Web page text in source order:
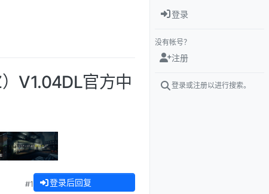
V1.04DL官方中
#1 登录后回复
登录
没有帐号？
注册
登录或注册以进行搜索。